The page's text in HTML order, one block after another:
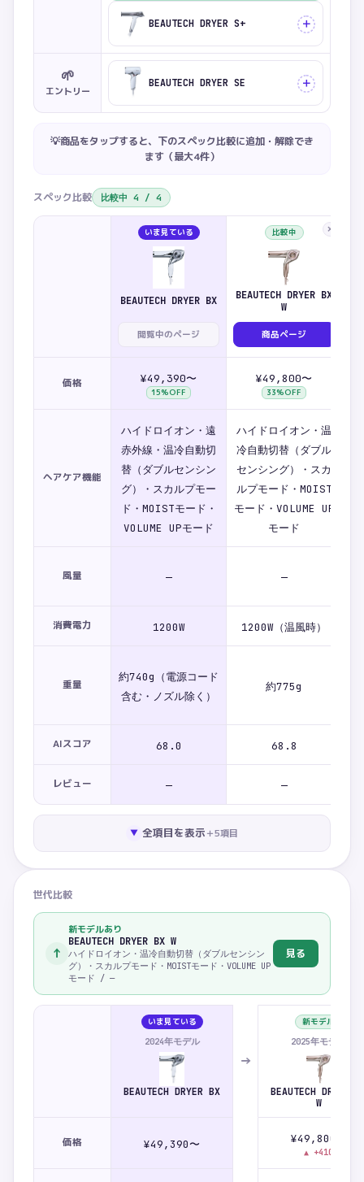
BEAUTECH DRYER S+ ＋
🌱
エントリー
BEAUTECH DRYER SE ＋
💡商品をタップすると、下のスペック比較に追加・解除でき
ます（最大4件）
スペック比較 比較中 4 / 4
いま見ている
BEAUTECH DRYER BX
閲覧中のページ
比較中 ×
BEAUTECH DRYER BX
W
商品ページ
価格 ¥49,390〜
15%OFF
¥49,800〜
33%OFF
ヘアケア機能
ハイドロイオン・遠
赤外線・温冷自動切
替（ダブルセンシン
グ）・スカルプモー
ド・MOISTモード・
VOLUME UPモード
ハイドロイオン・温
冷自動切替（ダブル
センシング）・スカ
ルプモード・MOIST
モード・VOLUME UP
モード
風量 — —
消費電力 1200W 1200W（温風時）
重量
約740g（電源コード
含む・ノズル除く）
約775g
AIスコア 68.0 68.8
レビュー — —
▼ 全項目を表示＋5項目
世代比較
↑
新モデルあり
BEAUTECH DRYER BX W
ハイドロイオン・温冷自動切替（ダブルセンシン
グ）・スカルプモード・MOISTモード・VOLUME UP
モード / —
見る
いま見ている
2024年モデル
BEAUTECH DRYER BX
→
新モデル
2025年モデル
BEAUTECH DRYER
W
価格 ¥49,390〜 ¥49,800〜
▲ +410